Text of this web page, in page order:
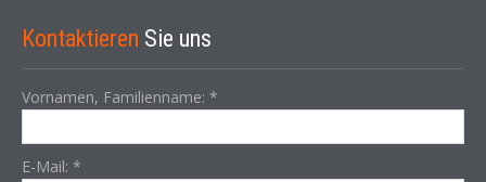
Kontaktieren Sie uns
Vornamen, Familienname: *
E-Mail: *